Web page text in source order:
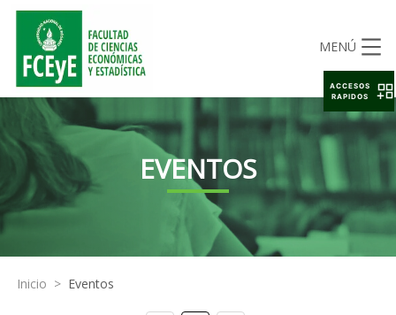
MENÚ
EVENTOS
Inicio > Eventos
ACCESOS
RAPIDOS